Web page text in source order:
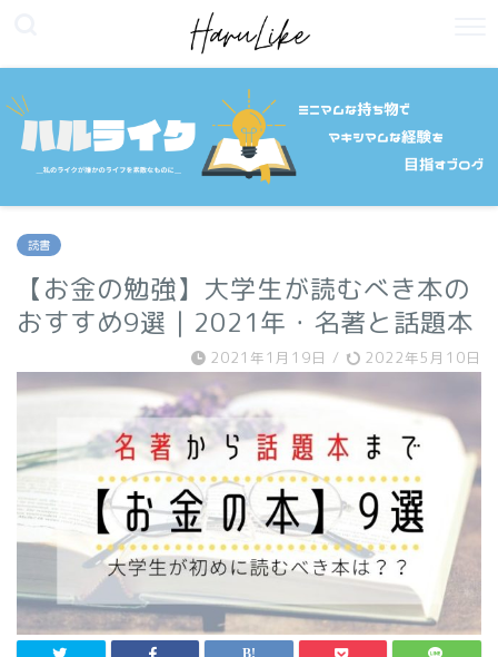
読書
【お金の勉強】大学生が読むべき本の
おすすめ9選｜2021年・名著と話題本
2021年1月19日 / 2022年5月10日